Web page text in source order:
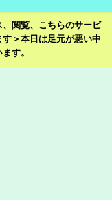
閲覧、こちらのサービ
＞本日は足元が悪い中
す。